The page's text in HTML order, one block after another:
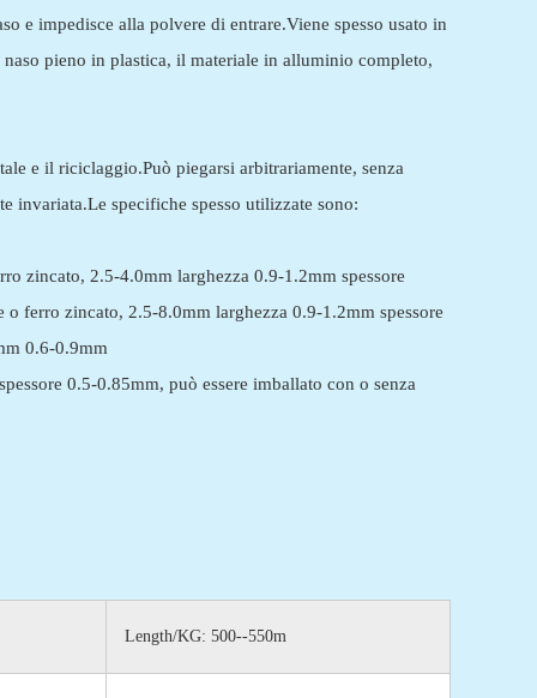
e impedisce alla polvere di entrare.Viene spesso usato in
pieno in plastica, il materiale in alluminio completo,
e il riciclaggio.Può piegarsi arbitrariamente, senza
invariata.Le specifiche spesso utilizzate sono:
zincato, 2.5-4.0mm larghezza 0.9-1.2mm spessore
ferro zincato, 2.5-8.0mm larghezza 0.9-1.2mm spessore
0.6-0.9mm
0.5-0.85mm, può essere imballato con o senza
Length/KG: 500--550m